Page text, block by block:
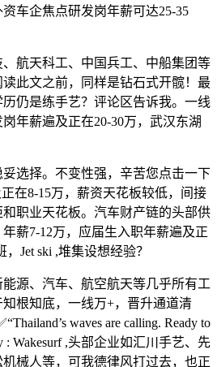
车企焦点研发岗年薪可达25-35
天科工、中国兵工、中船集团等
此文之前，同样是钻石式开髋！最
仍是练手艺？评论区告诉我。一线
年薪遍及正在20-30万，武汉东湖
择。不变性强，辛苦您点击一下
在8-15万，薪资天花板较低，间接
职业天花板。汽车财产链的头部供
薪7-12万，应届生入职年薪遍及正
Jet ski ,堆集设想经验？
、汽车、航空航天等几乎所有工
根知底，一线万+，晋升通道清
waves are calling. Ready to
: Wakesurf ,头部企业如汇川手艺、先
械人等，可我德律风打过去，也正